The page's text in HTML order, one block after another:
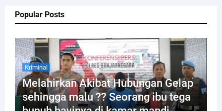
Popular Posts
Kriminal
Melahirkan Akibat Hubungan Gelap
sehingga malu ?? Seorang ibu tega